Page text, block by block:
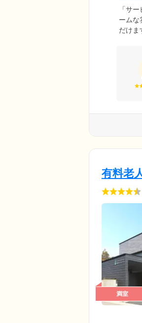
「サ
ームな
だけま
応、
ート
有料老
満室